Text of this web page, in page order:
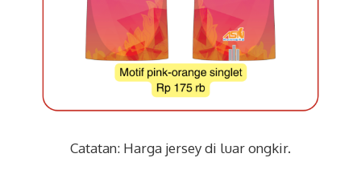
Catatan: Harga jersey di luar ongkir.